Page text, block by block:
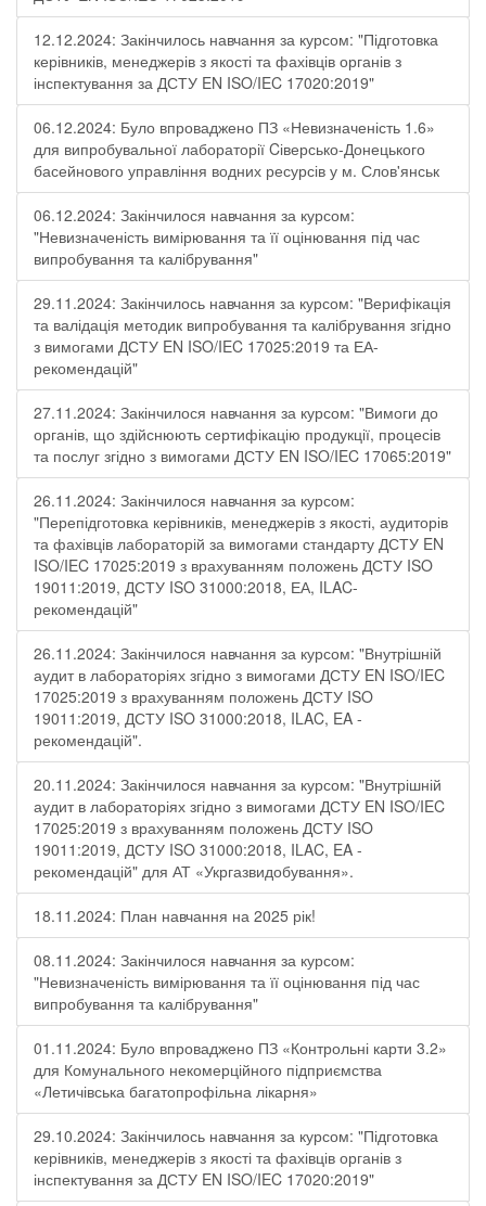
12.12.2024: Закінчилось навчання за курсом: "Підготовка
керівників, менеджерів з якості та фахівців органів з
інспектування за ДСТУ EN ISO/IEC 17020:2019"
06.12.2024: Було впроваджено ПЗ «Невизначеність 1.6»
для випробувальної лабораторії Cіверсько-Донецького
басейнового управління водних ресурсів у м. Слов'янськ
06.12.2024: Закінчилося навчання за курсом:
"Невизначеність вимірювання та її оцінювання під час
випробування та калібрування"
29.11.2024: Закінчилось навчання за курсом: "Верифікація
та валідація методик випробування та калібрування згідно
з вимогами ДСТУ EN ISO/IEC 17025:2019 та ЕА-
рекомендацій"
27.11.2024: Закінчилося навчання за курсом: "Вимоги до
органів, що здійснюють сертифікацію продукції, процесів
та послуг згідно з вимогами ДСТУ EN ISO/IEC 17065:2019"
26.11.2024: Закінчилося навчання за курсом:
"Перепідготовка керівників, менеджерів з якості, аудиторів
та фахівців лабораторій за вимогами стандарту ДСТУ EN
ISO/IEC 17025:2019 з врахуванням положень ДСТУ ISO
19011:2019, ДСТУ ISO 31000:2018, ЕА, ILAC-
рекомендацій"
26.11.2024: Закінчилося навчання за курсом: "Внутрішній
аудит в лабораторіях згідно з вимогами ДСТУ EN ISO/IEC
17025:2019 з врахуванням положень ДСТУ ISO
19011:2019, ДСТУ ISO 31000:2018, ILAC, EA -
рекомендацій".
20.11.2024: Закінчилося навчання за курсом: "Внутрішній
аудит в лабораторіях згідно з вимогами ДСТУ EN ISO/IEC
17025:2019 з врахуванням положень ДСТУ ISO
19011:2019, ДСТУ ISO 31000:2018, ILAC, EA -
рекомендацій" для АТ «Укргазвидобування».
18.11.2024: План навчання на 2025 рік!
08.11.2024: Закінчилося навчання за курсом:
"Невизначеність вимірювання та її оцінювання під час
випробування та калібрування"
01.11.2024: Було впроваджено ПЗ «Контрольні карти 3.2»
для Комунального некомерційного підприємства
«Летичівська багатопрофільна лікарня»
29.10.2024: Закінчилось навчання за курсом: "Підготовка
керівників, менеджерів з якості та фахівців органів з
інспектування за ДСТУ EN ISO/IEC 17020:2019"